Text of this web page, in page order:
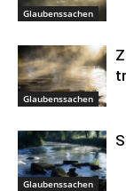
Glaubenssachen
Glaubenssachen
Glaubenssachen